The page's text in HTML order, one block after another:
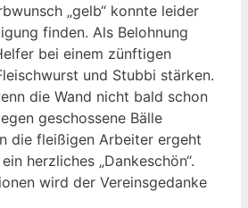
„gelb“ konnte leider
finden. Als Belohnung
bei einem zünftigen
und Stubbi stärken.
die Wand nicht bald schon
geschossene Bälle
die fleißigen Arbeiter ergeht
herzliches „Dankeschön“.
wird der Vereinsgedanke